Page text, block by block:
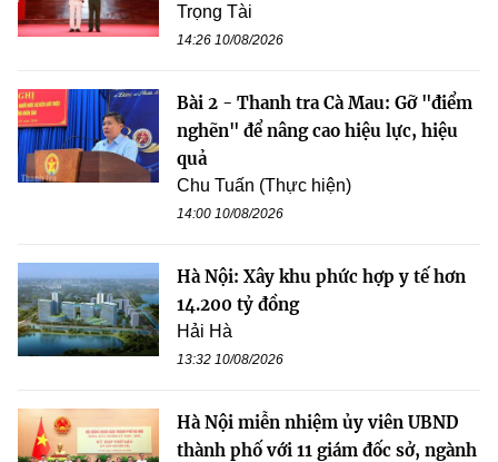
Trọng Tài
14:26 10/08/2026
Bài 2 - Thanh tra Cà Mau: Gỡ "điểm
nghẽn" để nâng cao hiệu lực, hiệu
quả
Chu Tuấn (Thực hiện)
14:00 10/08/2026
Hà Nội: Xây khu phức hợp y tế hơn
14.200 tỷ đồng
Hải Hà
13:32 10/08/2026
Hà Nội miễn nhiệm ủy viên UBND
thành phố với 11 giám đốc sở, ngành